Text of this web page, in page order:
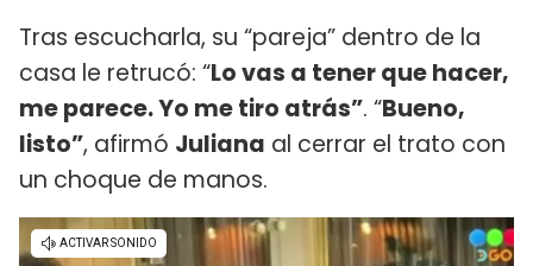
Tras escucharla, su “pareja” dentro de la
casa le retrucó: “Lo vas a tener que hacer,
me parece. Yo me tiro atrás”. “Bueno,
listo”, afirmó Juliana al cerrar el trato con
un choque de manos.